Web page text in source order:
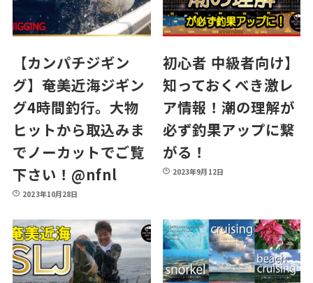
【カンパチジギン
グ】奄美近海ジギン
グ4時間釣行。大物
ヒットから取込みま
でノーカットでご覧
下さい！@nfnl
2023年10月28日
初心者 中級者向け】
知っておくべき激レ
ア情報！潮の理解が
必ず釣果アップに繋
がる！​⁠​⁠
2023年9月12日